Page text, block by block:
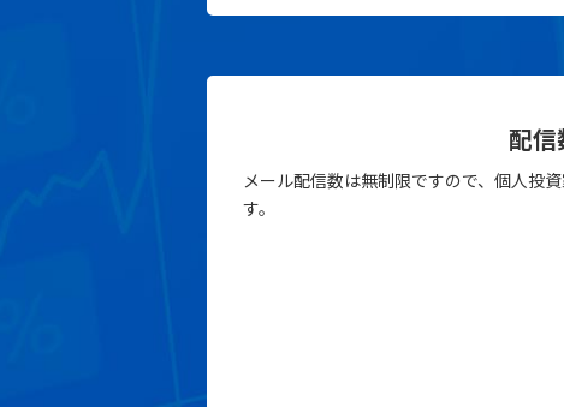
配信
メール配信数は無制限ですので、個人投
す。